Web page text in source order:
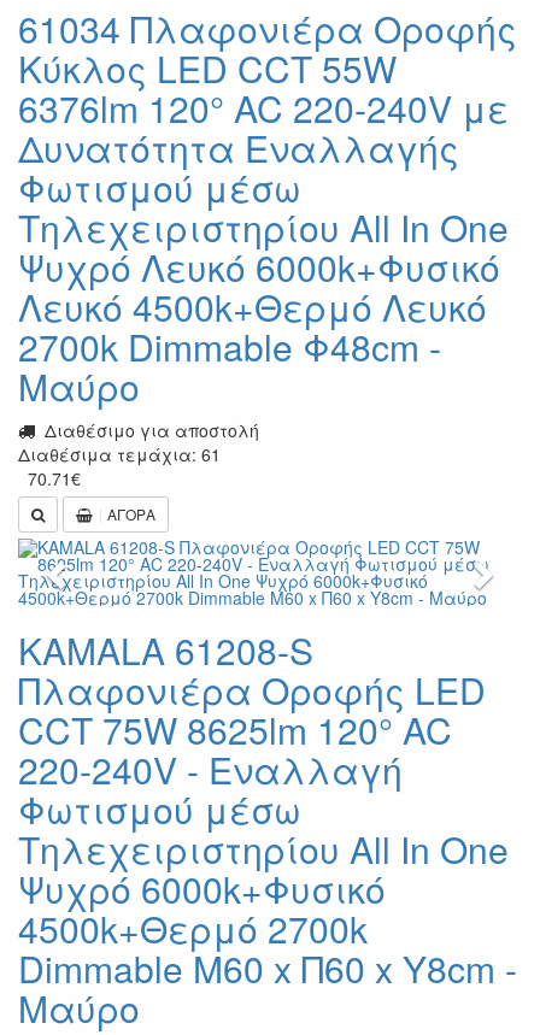
61034 Πλαφονιέρα Οροφής
Κύκλος LED CCT 55W
6376lm 120° AC 220-240V με
Δυνατότητα Εναλλαγής
Φωτισμού μέσω
Τηλεχειριστηρίου All In One
Ψυχρό Λευκό 6000k+Φυσικό
Λευκό 4500k+Θερμό Λευκό
2700k Dimmable Φ48cm -
Μαύρο
Διαθέσιμο για αποστολή
Διαθέσιμα τεμάχια: 61
70.71€
ΑΓΟΡΑ
Previous Next
KAMALA 61208-S
Πλαφονιέρα Οροφής LED
CCT 75W 8625lm 120° AC
220-240V - Εναλλαγή
Φωτισμού μέσω
Τηλεχειριστηρίου All In One
Ψυχρό 6000k+Φυσικό
4500k+Θερμό 2700k
Dimmable Μ60 x Π60 x Υ8cm -
Μαύρο